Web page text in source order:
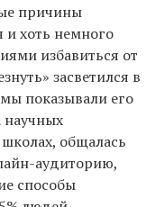
причины
и хоть немного
избавиться от
засветился в
показывали его
научных
общалась
аудиторию,
способы